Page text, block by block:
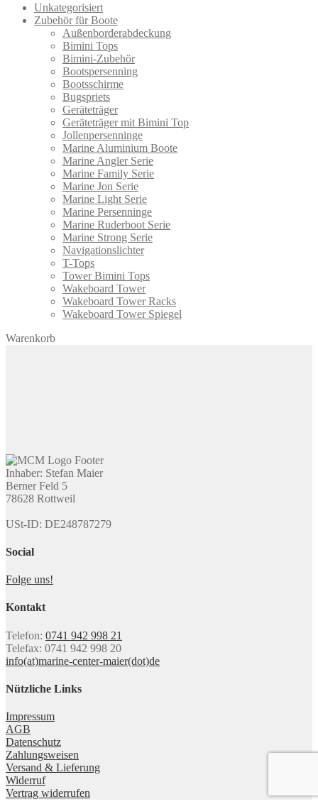
Unkategorisiert
Zubehör für Boote
Außenborderabdeckung
Bimini Tops
Bimini-Zubehör
Bootspersenning
Bootsschirme
Bugspriets
Geräteträger
Geräteträger mit Bimini Top
Jollenpersenninge
Marine Aluminium Boote
Marine Angler Serie
Marine Family Serie
Marine Jon Serie
Marine Light Serie
Marine Persenninge
Marine Ruderboot Serie
Marine Strong Serie
Navigationslichter
T-Tops
Tower Bimini Tops
Wakeboard Tower
Wakeboard Tower Racks
Wakeboard Tower Spiegel
Warenkorb
Inhaber: Stefan Maier
Berner Feld 5
78628 Rottweil
USt-ID: DE248787279
Social
Folge uns!
Kontakt
Telefon: 0741 942 998 21
Telefax: 0741 942 998 20
info(at)marine-center-maier(dot)de
Nützliche Links
Impressum
AGB
Datenschutz
Zahlungsweisen
Versand & Lieferung
Widerruf
Vertrag widerrufen